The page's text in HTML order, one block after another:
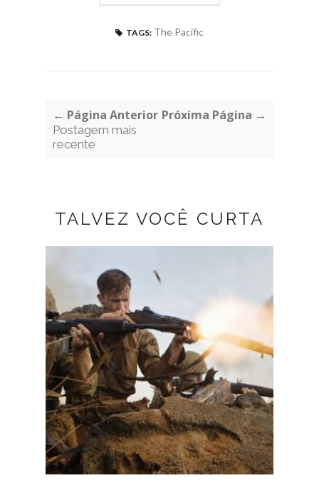
TAGS: The Pacific
← Página Anterior
Postagem mais
recente
Próxima Página →
TALVEZ VOCÊ CURTA